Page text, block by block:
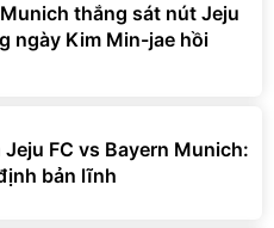
thắng sát nút Jeju
ngày Kim Min-jae hồi
Jeju FC vs Bayern Munich:
bản lĩnh